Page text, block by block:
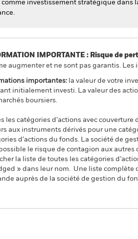
investissement stratégique dans
IMPORTANTE : Risque de
augmenter et ne sont pas garantis.
importantes: la valeur de votre
initialement investi. La valeur des
boursiers.
les catégories d’actions avec
aux instruments dérivés pour une
d’actions du fonds. La société de
le risque de contagion aux
la liste de toutes les catégories
» dans leur nom. Une liste complète
auprès de la société de gestion du